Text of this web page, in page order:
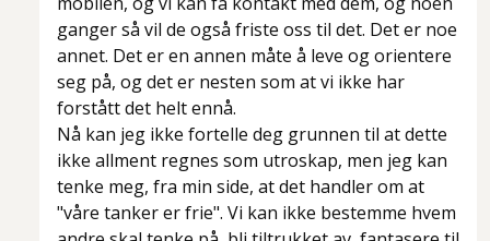
ganger så vil de også friste oss til det. Det er noe
annet. Det er en annen måte å leve og orientere
seg på, og det er nesten som at vi ikke har
forstått det helt ennå.
Nå kan jeg ikke fortelle deg grunnen til at dette
ikke allment regnes som utroskap, men jeg kan
tenke meg, fra min side, at det handler om at
"våre tanker er frie". Vi kan ikke bestemme hvem